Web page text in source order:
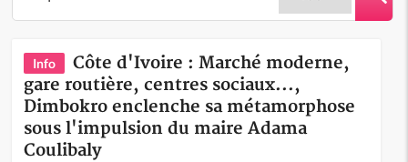
Info
Côte d'Ivoire : Marché moderne,
gare routière, centres sociaux...,
Dimbokro enclenche sa métamorphose
sous l'impulsion du maire Adama
Coulibaly